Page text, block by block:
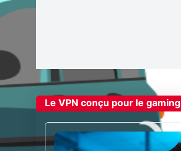
Le VPN conçu pour le gaming